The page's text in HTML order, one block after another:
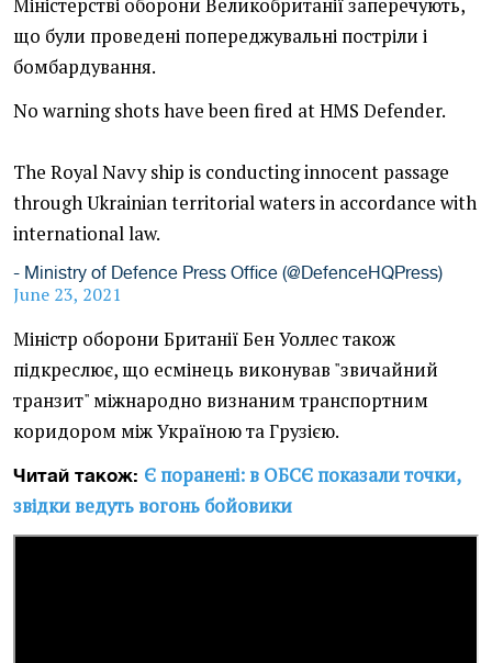
Міністерстві оборони Великобританії заперечують,
що були проведені попереджувальні постріли і
бомбардування.
No warning shots have been fired at HMS Defender.
The Royal Navy ship is conducting innocent passage
through Ukrainian territorial waters in accordance with
international law.
- Ministry of Defence Press Office (@DefenceHQPress)
June 23, 2021
Міністр оборони Британії Бен Уоллес також
підкреслює, що есмінець виконував "звичайний
транзит" міжнародно визнаним транспортним
коридором між Україною та Грузією.
Читай також: Є поранені: в ОБСЄ показали точки,
звідки ведуть вогонь бойовики